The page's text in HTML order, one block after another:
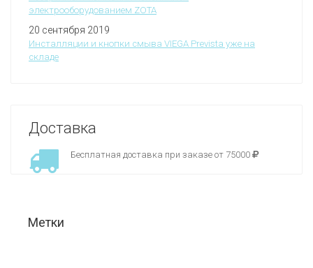
электрооборудованием ZOTA
20 сентября 2019
Инсталляции и кнопки смыва VIEGA Prevista уже на
складе
Доставка
Бесплатная доставка при заказе от 75000
Метки